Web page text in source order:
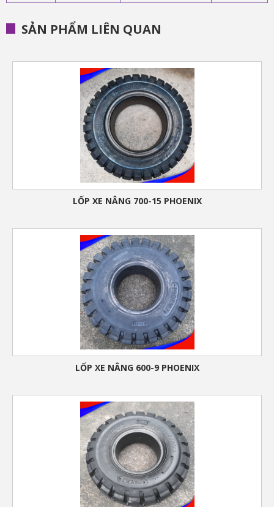
SẢN PHẨM LIÊN QUAN
LỐP XE NÂNG 700-15 PHOENIX
LỐP XE NÂNG 600-9 PHOENIX